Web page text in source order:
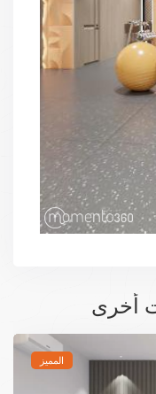
أخرى
المميز